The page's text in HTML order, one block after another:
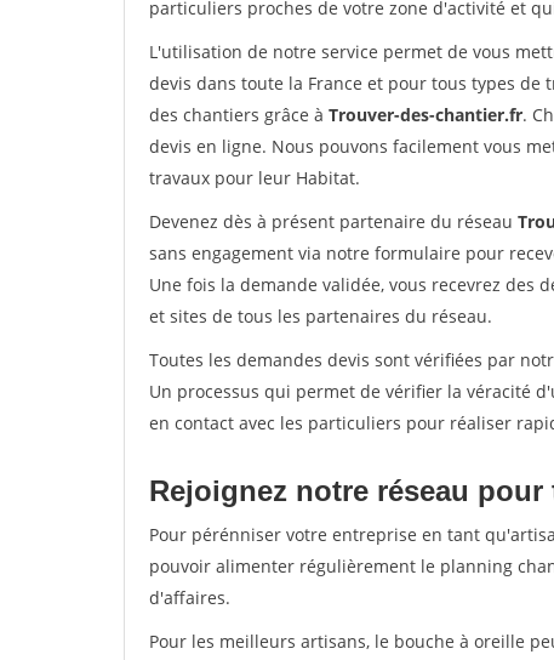
particuliers proches de votre zone d'activité et
L'utilisation de notre service permet de vous
devis dans toute la France et pour tous types
des chantiers grâce à Trouver-des-chantier.fr.
devis en ligne. Nous pouvons facilement vous
travaux pour leur Habitat.
Devenez dès à présent partenaire du réseau
sans engagement via notre formulaire pour
Une fois la demande validée, vous recevrez des
et sites de tous les partenaires du réseau.
Toutes les demandes devis sont vérifiées par
Un processus qui permet de vérifier la véracité
en contact avec les particuliers pour réaliser
Rejoignez notre réseau
Pour pérénniser votre entreprise en tant
pouvoir alimenter régulièrement le planning
d'affaires.
Pour les meilleurs artisans, le bouche à oreille